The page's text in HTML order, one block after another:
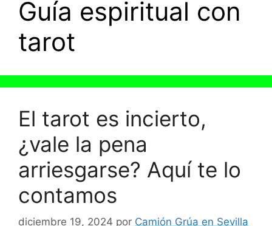
Guía espiritual con
tarot
El tarot es incierto,
¿vale la pena
arriesgarse? Aquí te lo
contamos
diciembre 19, 2024 por Camión Grúa en Sevilla